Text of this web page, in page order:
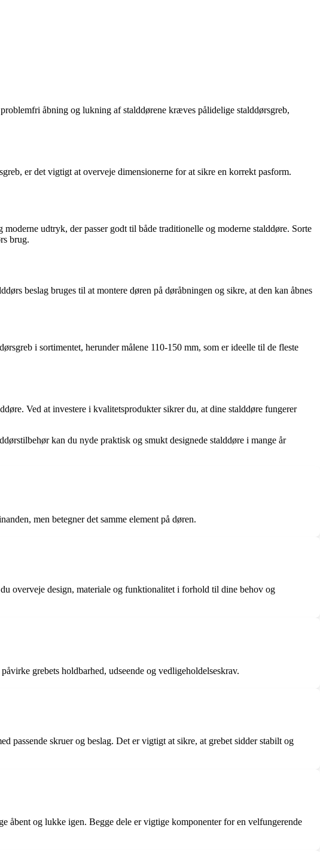
åbning og lukning af stalddørene kræves pålidelige stalddørsgreb,
er det vigtigt at overveje dimensionerne for at sikre en korrekt pasform.
udtryk, der passer godt til både traditionelle og moderne stalddøre. Sorte
brug.
beslag bruges til at montere døren på døråbningen og sikre, at den kan åbnes
i sortimentet, herunder målene 110-150 mm, som er ideelle til de fleste
Ved at investere i kvalitetsprodukter sikrer du, at dine stalddøre fungerer
kan du nyde praktisk og smukt designede stalddøre i mange år
men betegner det samme element på døren.
overveje design, materiale og funktionalitet i forhold til dine behov og
grebets holdbarhed, udseende og vedligeholdelseskrav.
passende skruer og beslag. Det er vigtigt at sikre, at grebet sidder stabilt og
åbent og lukke igen. Begge dele er vigtige komponenter for en velfungerende